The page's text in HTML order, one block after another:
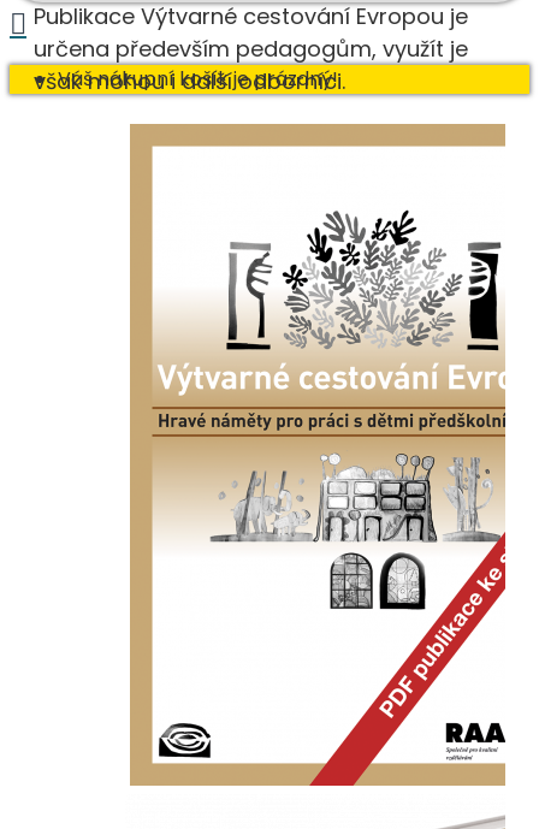
Váš nákupní košík je prázdný!
Publikace Výtvarné cestování Evropou je
určena především pedagogům, využít je
však mohou i další odborníci.